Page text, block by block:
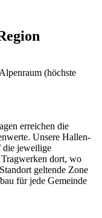
(höchste
erreichen die
Unsere Hallen-
die jeweilige
Tragwerken dort, wo
geltende Zone
für jede Gemeinde